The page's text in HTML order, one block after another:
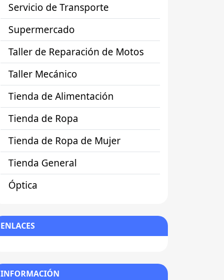
Servicio de Transporte
Supermercado
Taller de Reparación de Motos
Taller Mecánico
Tienda de Alimentación
Tienda de Ropa
Tienda de Ropa de Mujer
Tienda General
Óptica
ENLACES
INFORMACIÓN